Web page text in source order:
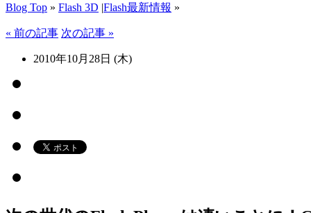
Blog Top » Flash 3D |Flash最新情報 »
« 前の記事 次の記事 »
2010年10月28日 (木)